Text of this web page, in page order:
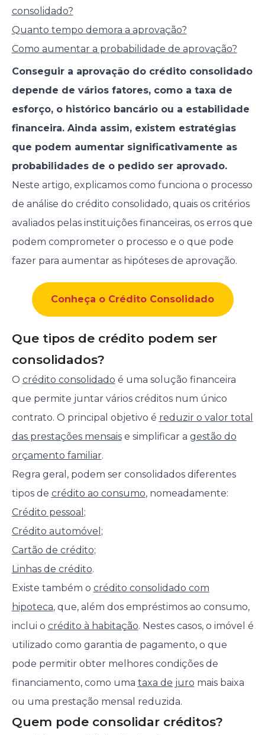
consolidado?
Quanto tempo demora a aprovação?
Como aumentar a probabilidade de aprovação?
Conseguir a aprovação do crédito consolidado
depende de vários fatores, como a taxa de
esforço, o histórico bancário ou a estabilidade
financeira. Ainda assim, existem estratégias
que podem aumentar significativamente as
probabilidades de o pedido ser aprovado.
Neste artigo, explicamos como funciona o processo
de análise do crédito consolidado, quais os critérios
avaliados pelas instituições financeiras, os erros que
podem comprometer o processo e o que pode
fazer para aumentar as hipóteses de aprovação.
Conheça o Crédito Consolidado
Que tipos de crédito podem ser
consolidados?
O crédito consolidado é uma solução financeira
que permite juntar vários créditos num único
contrato. O principal objetivo é reduzir o valor total
das prestações mensaise simplificar a gestão do
orçamento familiar.
Regra geral, podem ser consolidados diferentes
tipos de crédito ao consumo, nomeadamente:
Crédito pessoal ;
Crédito automóvel ;
Cartão de crédito;
Linhas de crédito.
Existe também o crédito consolidado com
hipoteca, que, além dos empréstimos ao consumo,
inclui o crédito à habitação. Nestes casos, o imóvel é
utilizado como garantia de pagamento, o que
pode permitir obter melhores condições de
financiamento, como uma taxa de juro mais baixa
ou uma prestação mensal reduzida.
Quem pode consolidar créditos?